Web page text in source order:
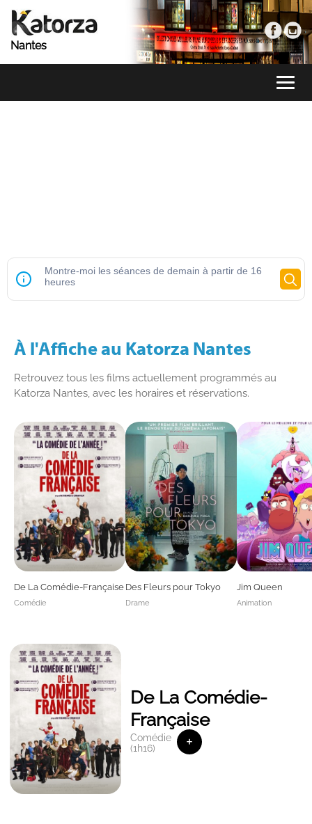
Nantes
À l'Affiche au Katorza Nantes
Retrouvez tous les films actuellement programmés au
Katorza Nantes, avec les horaires et réservations.
De La Comédie-Française
Comédie
Des Fleurs pour Tokyo
Drame
Jim Queen
Animation
De La Comédie-
Française
Comédie
(1h16)
+